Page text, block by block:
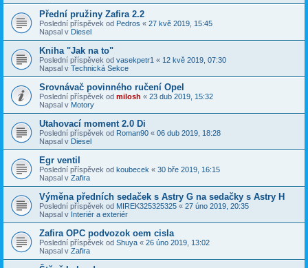
Přední pružiny Zafira 2.2
Poslední příspěvek od Pedros « 27 kvě 2019, 15:45
Napsal v Diesel
Kniha "Jak na to"
Poslední příspěvek od vasekpetr1 « 12 kvě 2019, 07:30
Napsal v Technická Sekce
Srovnávač povinného ručení Opel
Poslední příspěvek od milosh « 23 dub 2019, 15:32
Napsal v Motory
Utahovací moment 2.0 Di
Poslední příspěvek od Roman90 « 06 dub 2019, 18:28
Napsal v Diesel
Egr ventil
Poslední příspěvek od koubecek « 30 bře 2019, 16:15
Napsal v Zafira
Výměna předních sedaček s Astry G na sedačky s Astry H
Poslední příspěvek od MIREK325325325 « 27 úno 2019, 20:35
Napsal v Interiér a exteriér
Zafira OPC podvozok oem cisla
Poslední příspěvek od Shuya « 26 úno 2019, 13:02
Napsal v Zafira